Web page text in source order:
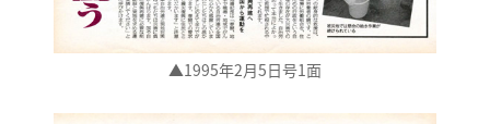
▲1995年2月5日号1面